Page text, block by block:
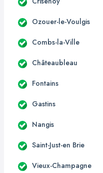
Ozouer-le-Voulgis
Combs-la-Ville
Châteaubleau
Fontains
Gastins
Nangis
Saint-Just-en Brie
Vieux-Champagne